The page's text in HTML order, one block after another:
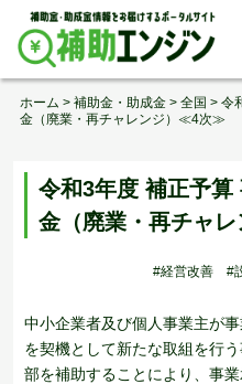
Skip
content
ホーム > 補助金・助成金 > 全国 > 令
金（廃業・再チャレンジ）≪4次≫
令和3年度 補正予算
金（廃業・再チャ
#経営改善 #
中小企業者及び個人事業主が
を契機として新たな取組を行
部を補助することにより、事